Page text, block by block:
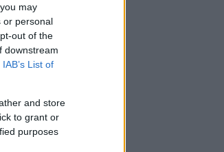
may
or personal
out of the
downstream
IAB’s List of
and store
to grant or
purposes